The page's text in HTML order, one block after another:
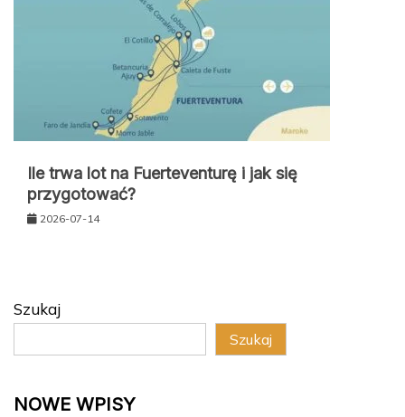
Ile trwa lot na Fuerteventurę i jak się
przygotować?
2026-07-14
Szukaj
Szukaj
NOWE WPISY